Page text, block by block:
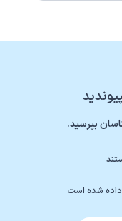
بپرسید.
شده است